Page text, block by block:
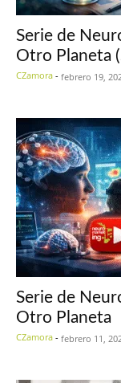
Serie de
Otro Planeta
CZamora - febrero 19,
Serie de
Otro Planeta
CZamora - febrero 11,